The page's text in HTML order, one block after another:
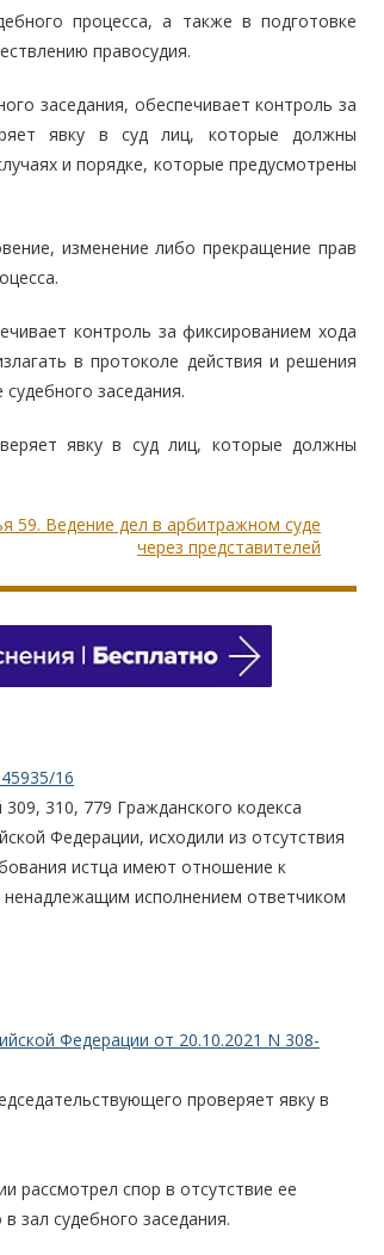
процесса, а также в подготовке
правосудия.
заседания, обеспечивает контроль за
явку в суд лиц, которые должны
и порядке, которые предусмотрены
изменение либо прекращение прав
контроль за фиксированием хода
в протоколе действия и решения
заседания.
явку в суд лиц, которые должны
59. Ведение дел в арбитражном суде
через представителей
16
310, 779 Гражданского кодекса
Федерации, исходили из отсутствия
истца имеют отношение к
исполнением ответчиком
Федерации от 20.10.2021 N 308-
проверяет явку в
рассмотрел спор в отсутствие ее
зал судебного заседания.